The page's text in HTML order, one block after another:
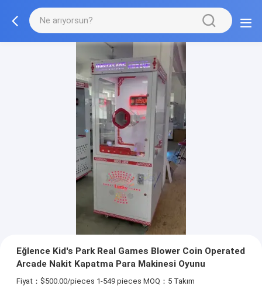
Eğlence Kid's Park Real Games Blower Coin Operated
Arcade Nakit Kapatma Para Makinesi Oyunu
Fiyat：$500.00/pieces 1-549 pieces MOQ：5 Takım